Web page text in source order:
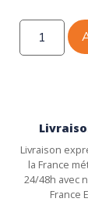
Livraison
la France
24/48h avec
France